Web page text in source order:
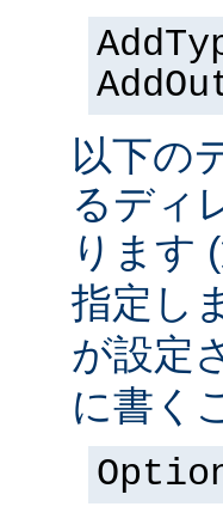
以下の
るディ
ります
指定し
が設定
に書く